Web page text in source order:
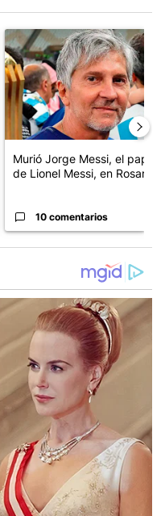
"La Rosada busca
Un artículo de tendencia con
Murió Jorge Messi, el papá
de Lionel Messi, en Rosario
10 comentarios